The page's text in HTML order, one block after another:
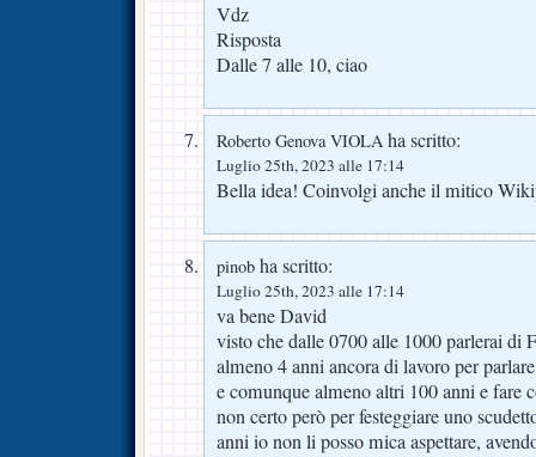
Vdz
Risposta
Dalle 7 alle 10, ciao
Roberto Genova VIOLA ha scritto:
Luglio 25th, 2023 alle 17:14
Bella idea! Coinvolgi anche il mitico
pinob ha scritto:
Luglio 25th, 2023 alle 17:14
va bene David
visto che dalle 0700 alle 1000 parlerai di
almeno 4 anni ancora di lavoro per
e comunque almeno altri 100 anni e fare
non certo però per festeggiare uno
anni io non li posso mica aspettare,